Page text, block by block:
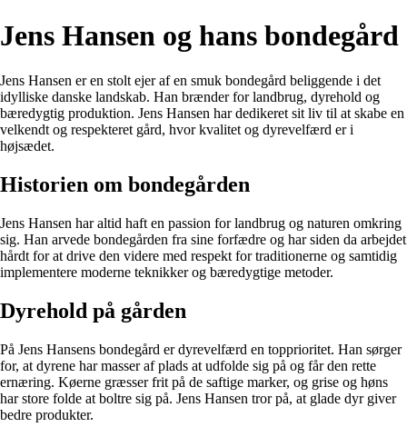
Jens Hansen og hans bondegård
Jens Hansen er en stolt ejer af en smuk bondegård beliggende i det
idylliske danske landskab. Han brænder for landbrug, dyrehold og
bæredygtig produktion. Jens Hansen har dedikeret sit liv til at skabe en
velkendt og respekteret gård, hvor kvalitet og dyrevelfærd er i
højsædet.
Historien om bondegården
Jens Hansen har altid haft en passion for landbrug og naturen omkring
sig. Han arvede bondegården fra sine forfædre og har siden da arbejdet
hårdt for at drive den videre med respekt for traditionerne og samtidig
implementere moderne teknikker og bæredygtige metoder.
Dyrehold på gården
På Jens Hansens bondegård er dyrevelfærd en topprioritet. Han sørger
for, at dyrene har masser af plads at udfolde sig på og får den rette
ernæring. Køerne græsser frit på de saftige marker, og grise og høns
har store folde at boltre sig på. Jens Hansen tror på, at glade dyr giver
bedre produkter.